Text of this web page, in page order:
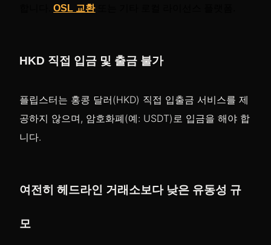
합니다.OSL 교환또는 기타 로컬 라이선스 플랫폼.
HKD 직접 입금 및 출금 불가
플립스터는 홍콩 달러(HKD) 직접 입출금 서비스를 제
공하지 않으며, 암호화폐(예: USDT)로 입금을 해야 합
니다.
여전히 헤드라인 거래소보다 낮은 유동성 규
모